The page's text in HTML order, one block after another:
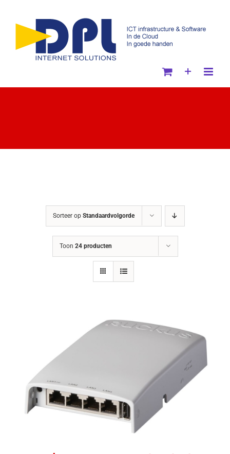
naar
Sorteer op Standaardvolgorde
Toon 24 producten